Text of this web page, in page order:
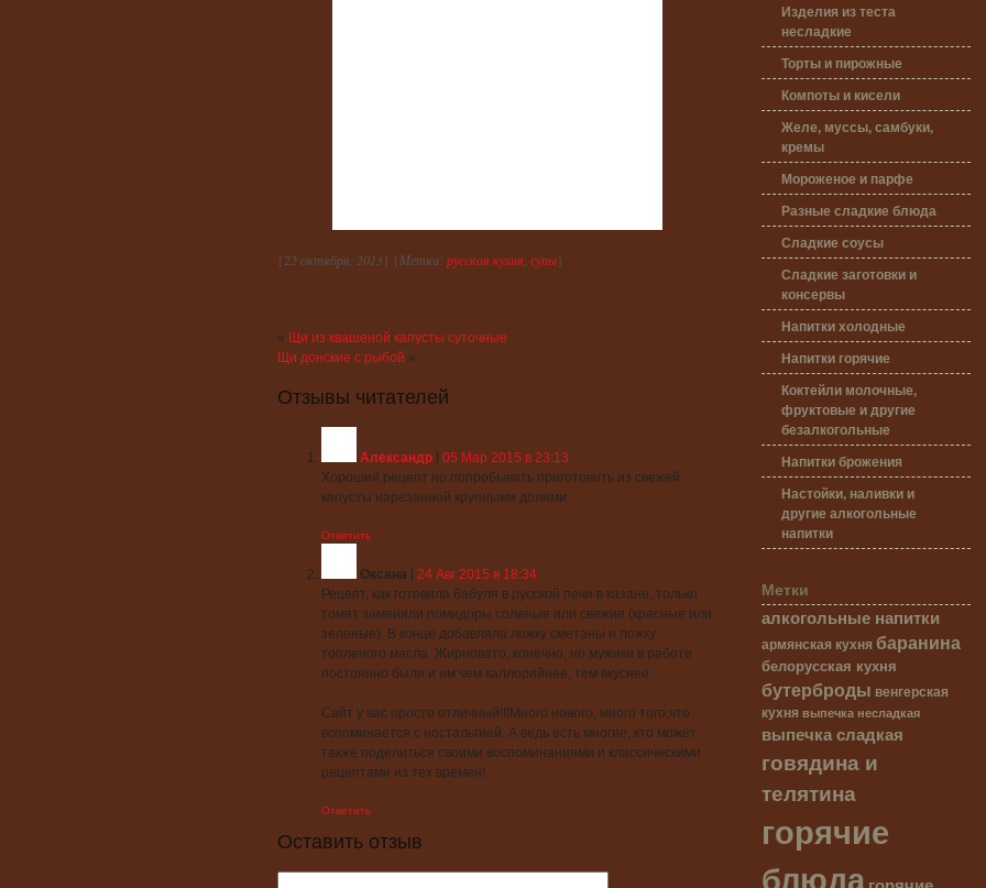
{22 октября, 2013} {Метки: русская кухня супы}
« Щи из квашеной капусты суточные
Щи донские с рыбой »
Отзывы читателей
Александр
05 Мар 2015 в 23:13
Хороший рецепт но попробывать приготовить из свежей
капусты нарезанной крупными долями.
Ответить
Оксана
24 Авг 2015 в 18:34
Рецепт, как готовила бабуля в русской печи в казане, только
томат заменяли помидоры соленые или свежие (красные или
зеленые). В конце добавляла ложку сметаны и ложку
топленого масла. Жирновато, конечно, но мужики в работе
постоянно были и им чем каллорийнее, тем вкуснее.
Сайт у вас просто отличный!!!Много нового, много того,что
вспоминается с ностальгией. А ведь есть многие, кто может
также поделиться своими воспоминаниями и классическими
рецептами из тех времен!
Ответить
Оставить отзыв
Изделия из теста
несладкие
Торты и пирожные
Компоты и кисели
Желе, муссы, самбуки,
кремы
Мороженое и парфе
Разные сладкие блюда
Сладкие соусы
Сладкие заготовки и
консервы
Напитки холодные
Напитки горячие
Коктейли молочные,
фруктовые и другие
безалкогольные
Напитки брожения
Настойки, наливки и
другие алкогольные
напитки
Метки
алкогольные напитки
армянская кухня баранина
белорусская кухня
бутерброды венгерская
кухня выпечка несладкая
выпечка сладкая
говядина и
телятина
горячие
блюда